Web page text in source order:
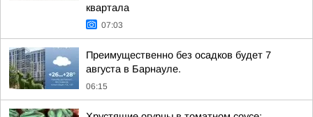
квартала
07:03
Преимущественно без осадков будет 7
августа в Барнауле.
06:15